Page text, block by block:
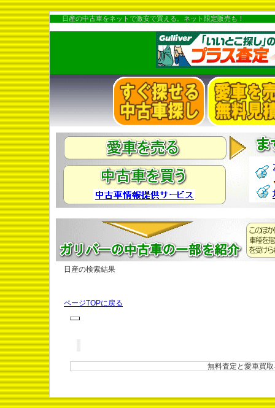
日産の中古車をネットで激安で買える。ネット限定販売も！
日産の検索結果
ページTOPに戻る
無料査定と愛車買